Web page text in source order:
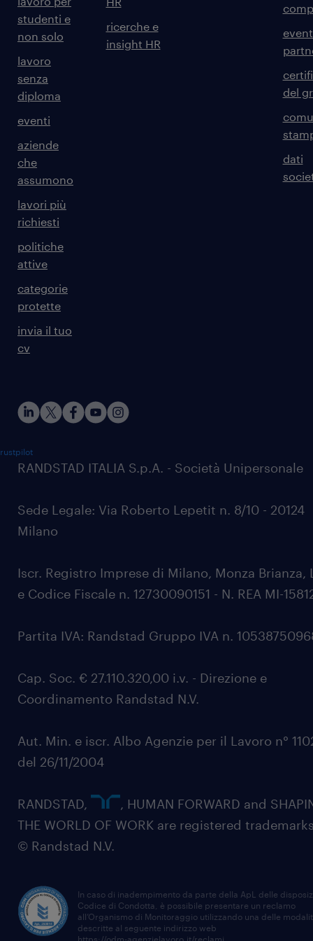
studenti e
non solo
lavoro
senza
diploma
eventi
aziende
che
assumono
lavori più
richiesti
politiche
attive
categorie
protette
invia il tuo
cv
ricerche e
insight HR
del
dati
RANDSTAD ITALIA S.p.A. - Società Unipersonale
Sede Legale: Via Roberto Lepetit n. 8/10 - 20124
Milano
Iscr. Registro Imprese di Milano, Monza Brianza,
e Codice Fiscale n. 12730090151 - N. REA MI-
Partita IVA: Randstad Gruppo IVA n.
Cap. Soc. € 27.110.320,00 i.v. - Direzione e
Coordinamento Randstad N.V.
Aut. Min. e iscr. Albo Agenzie per il Lavoro n°
del 26/11/2004
RANDSTAD,
, HUMAN FORWARD and
THE WORLD OF WORK are registered
© Randstad N.V.
In caso di inadempimento da parte della ApL delle
Codice di Condotta, è possibile presentare un reclamo
all’Organismo di Monitoraggio utilizzando una delle
descritte al seguente indirizzo web